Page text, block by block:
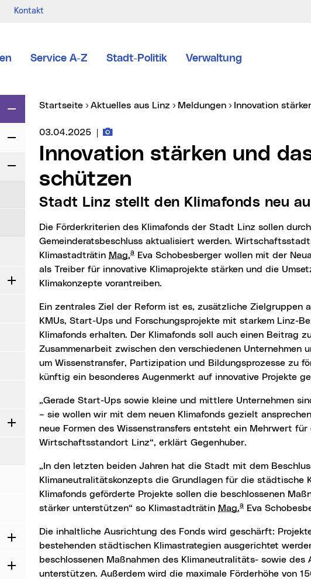
Kontakt
Service A-Z Stadt-Politik Verwaltung
Zuklappen
Zuklappen
Zuklappen
Aufklappen
Aufklappen
Aufklappen
Aufklappen
Sie sind hier:
Startseite Aktuelles aus Linz Meldungen Innovation
Medienservice vom:
03.04.2025 Fotos zur Meldung
schützen
Stadt Linz stellt den Klimafonds neu
Die Förderkriterien des Klimafonds der Stadt Linz sollen durch einen
Gemeinderatsbeschluss aktualisiert werden.
Klimastadträtin Mag.a
Eva Schobesberger wollen mit der
als Treiber für innovative Klimaprojekte stärken und die
Klimakonzepte vorantreiben.
Ein zentrales Ziel der Reform ist es, zusätzliche Zielgruppen anzusprechen, insbesondere
KMUs, Start-Ups und Forschungsprojekte mit starkem Linz-
Klimafonds erhalten. Der Klimafonds soll auch einen Beitrag
Zusammenarbeit zwischen den verschiedenen Unternehmen
um Wissenstransfer, Partizipation und Bildungsprozesse zu
künftig ein besonderes Augenmerkt auf innovative Projekte
„Gerade Start-Ups sowie kleine und mittlere Unternehmen sind zentrale Innovationstreiber
– sie wollen wir mit dem neuen Klimafonds gezielt
neue Formen des Wissenstransfers entsteht ein Mehrwert
Wirtschaftsstandort Linz“, erklärt Gegenhuber.
„In den letzten beiden Jahren hat die Stadt mit dem Beschluss des Anpassungs- und des
Klimaneutralitätskonzepts die Grundlagen für die städtische
Klimafonds geförderte Projekte sollen die beschlossenen
stärker unterstützen“ so Klimastadträtin Mag.a Eva
Die inhaltliche Ausrichtung des Fonds wird geschärft: Projekte sollen künftig stärker an die
bestehenden städtischen Klimastrategien ausgerichtet
beschlossenen Maßnahmen des Klimaneutralitäts- sowie des
unterstützen. Außerdem wird die maximale Förderhöhe von